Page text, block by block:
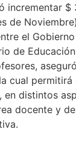
incrementar $
de
el
de
cual permitirá
en distintos
docente y